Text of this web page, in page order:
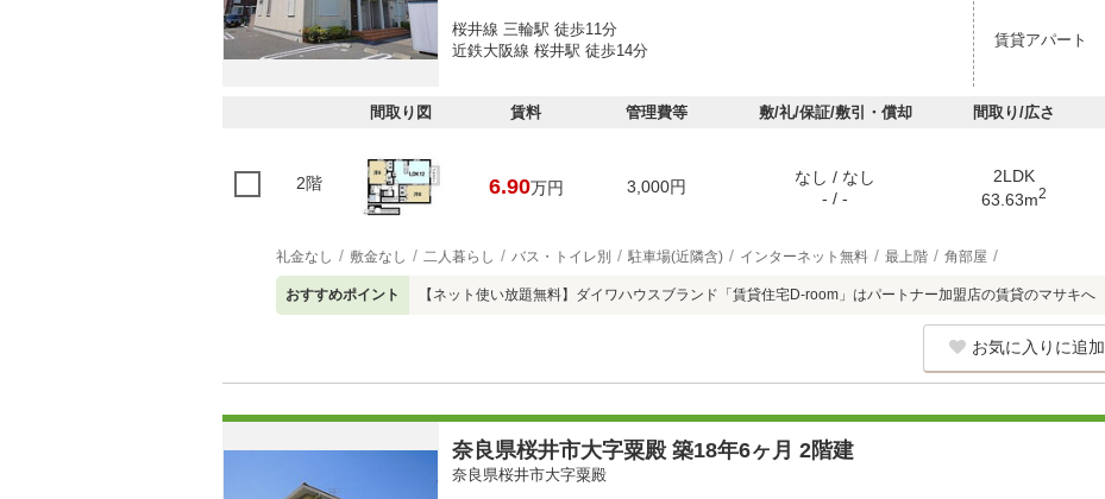
桜井線 三輪駅 徒歩11分
近鉄大阪線 桜井駅 徒歩14分
賃貸アパート
間取り図 賃料 管理費等 敷/礼/保証/敷引・償却 間取り/広さ
2階 6.90万円 3,000円
なし / なし
- / -
2LDK
63.63m2
礼金なし 敷金なし 二人暮らし バス・トイレ別 駐車場(近隣含) インターネット無料 最上階 角部屋
おすすめポイント 【ネット使い放題無料】ダイワハウスブランド「賃貸住宅D-room」はパートナー加盟店の賃貸のマサキへ
お気に入りに追加
奈良県桜井市大字粟殿 築18年6ヶ月 2階建
奈良県桜井市大字粟殿